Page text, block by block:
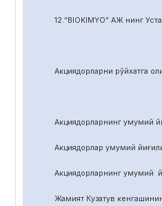
12.“BIOKIMYO” АЖ нинг
Акциядорларни рўйхатга
Акциядорларнинг умумий
Акциядорлар умумий
Акциядорларнинг умумий
Жамият Кузатув